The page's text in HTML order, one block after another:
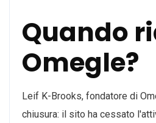
Quando
Omegle?
Leif K-Brooks, fondatore di
chiusura: il sito ha cessato